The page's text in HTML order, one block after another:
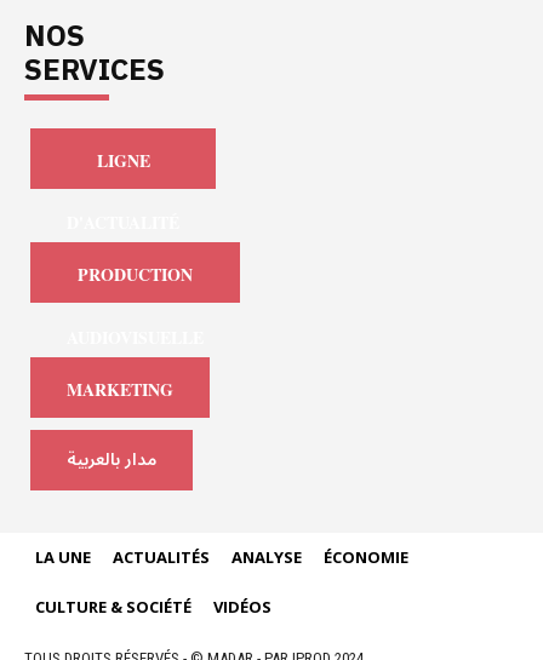
NOS
SERVICES
LIGNE
PRODUCTION
MARKETING
مدار بالعربية
LA UNE ACTUALITÉS ANALYSE ÉCONOMIE
CULTURE & SOCIÉTÉ VIDÉOS